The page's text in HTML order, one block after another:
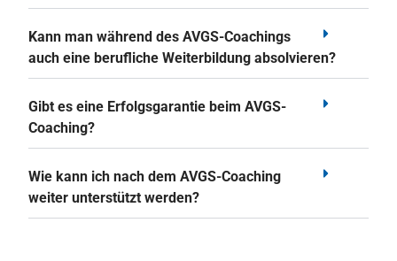
Kann man während des AVGS-Coachings
auch eine berufliche Weiterbildung absolvieren?
Gibt es eine Erfolgsgarantie beim AVGS-
Coaching?
Wie kann ich nach dem AVGS-Coaching
weiter unterstützt werden?